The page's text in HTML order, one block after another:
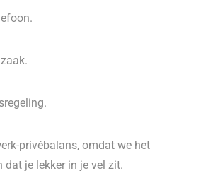
privébalans, omdat we het
dat je lekker in je vel zit.